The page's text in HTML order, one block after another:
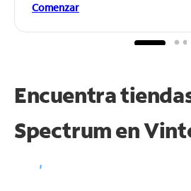
Comenzar
Encuentra
Spectrum en